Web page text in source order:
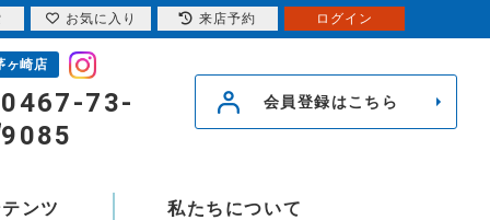
ヶ崎店
0467-73-
9085
会員登録はこちら
ンツ 私たちについて
お気に入り 来店予約 ログイン